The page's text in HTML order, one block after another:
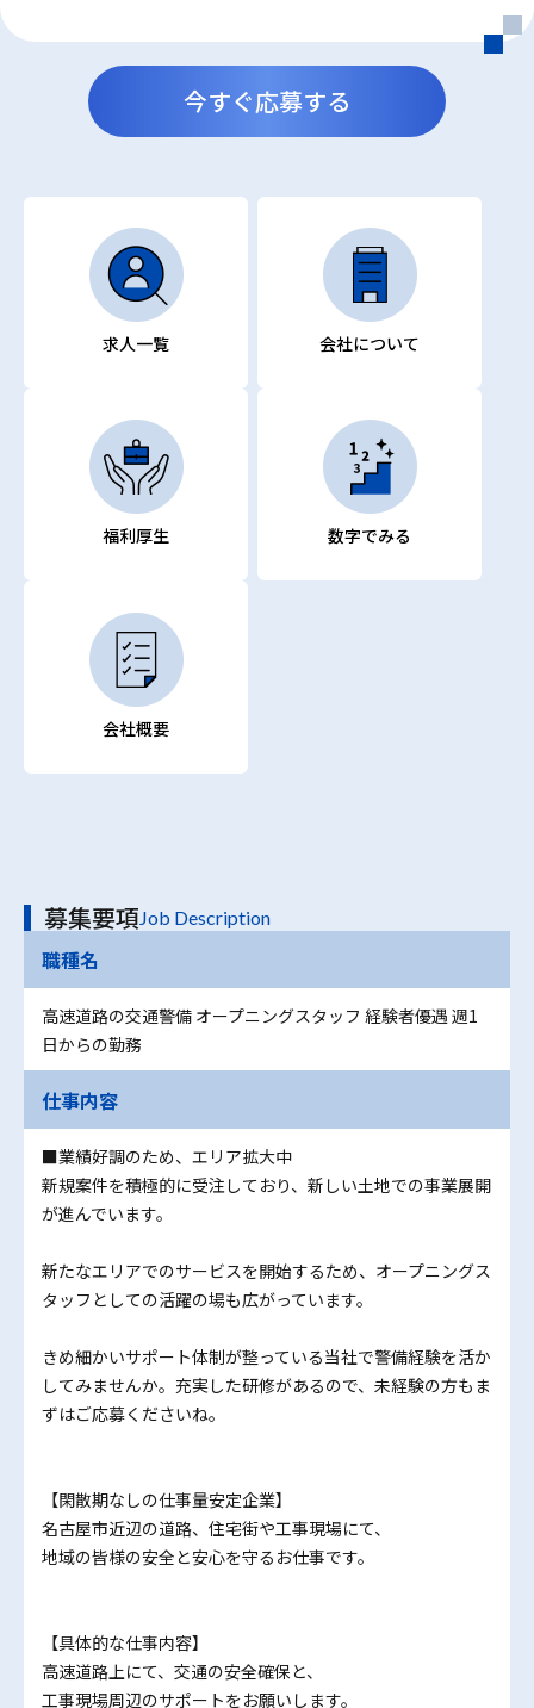
今すぐ応募する
求人一覧 会社について
福利厚生 数字でみる
会社概要
募集要項 Job Description
職種名
高速道路の交通警備 オープニングスタッフ 経験者優遇 週1
日からの勤務
仕事内容
■業績好調のため、エリア拡大中
新規案件を積極的に受注しており、新しい土地での事業展開
が進んでいます。
新たなエリアでのサービスを開始するため、オープニングス
タッフとしての活躍の場も広がっています。
きめ細かいサポート体制が整っている当社で警備経験を活か
してみませんか。充実した研修があるので、未経験の方もま
ずはご応募くださいね。
【閑散期なしの仕事量安定企業】
名古屋市近辺の道路、住宅街や工事現場にて、
地域の皆様の安全と安心を守るお仕事です。
【具体的な仕事内容】
高速道路上にて、交通の安全確保と、
工事現場周辺のサポートをお願いします。